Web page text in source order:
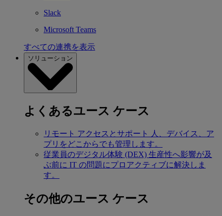
Slack
Microsoft Teams
すべての連携を表示
ソリューション
よくあるユース ケース
リモート アクセスとサポート
人、デバイス、ア
プリをどこからでも管理します。
従業員のデジタル体験 (DEX) 生産性へ影響が及
ぶ前に IT の問題にプロアクティブに解決しま
す。
その他のユース ケース